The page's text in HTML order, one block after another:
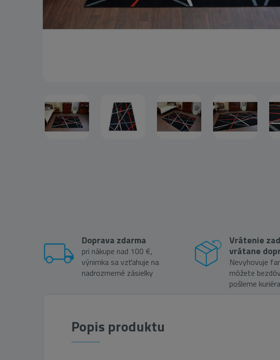
Doprava zdarma
pri nákupe nad 100 €,
výnimka sa vzťahuje na
nadrozmerné zásielky
Vrátenie
vrátane
Nevyhovuje
môžete
pošleme kuriéra
Popis produktu